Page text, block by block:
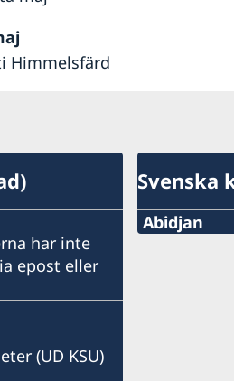
Himmelsfärd
har inte
epost eller
(UD KSU)
Svenska
Abidjan